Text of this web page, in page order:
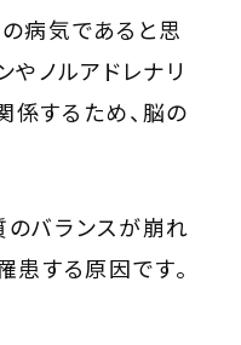
病気であると思
やノルアドレナリ
するため、脳の
バランスが崩れ
患する原因です。